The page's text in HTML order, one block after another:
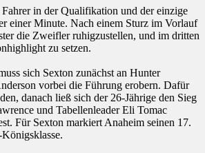
in der Qualifikation und der einzige
einer Minute. Nach einem Sturz im Vorlauf
die Zweifler ruhigzustellen, und im dritten
zu setzen.
sich Sexton zunächst an Hunter
vorbei die Führung erobern. Dafür
danach ließ sich der 26-Jährige den Sieg
und Tabellenleader Eli Tomac
Für Sexton markiert Anaheim seinen 17.